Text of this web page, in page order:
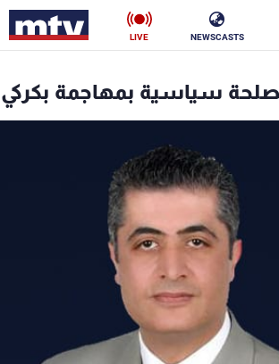
NEWSCASTS
LIVE
سياسية بمهاجمة بكركي
ناس
رياضة